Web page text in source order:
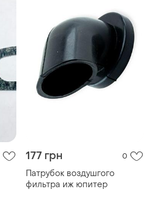
177 грн 0
Патрубок воздушгого
фильтра иж юпитер